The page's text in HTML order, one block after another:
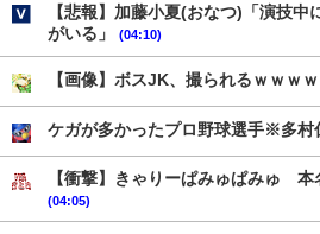
【悲報】加藤小夏(おなつ)「演技中
がいる」
(04:10)
【画像】ボスJK、撮られるｗｗｗ
ケガが多かったプロ野球選手※多村
【衝撃】きゃりーぱみゅぱみゅ 本
(04:05)